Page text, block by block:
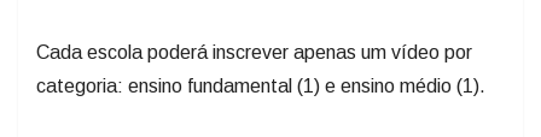
Cada escola poderá inscrever apenas um vídeo por
categoria: ensino fundamental (1) e ensino médio (1).